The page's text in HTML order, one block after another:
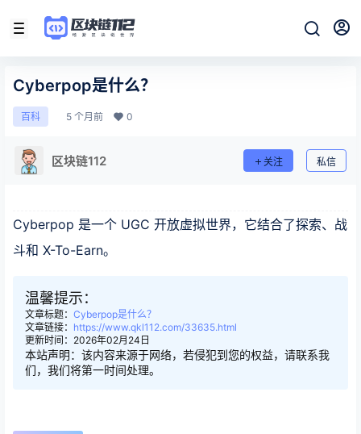
Cyber​​pop是什么？
百科 5 个月前 0
区块链112 关注 私信
Cyberpop 是一个 UGC 开放虚拟世界，它结合了探索、战
斗和 X-To-Earn。
温馨提示：
文章标题： Cyber​​pop是什么？
文章链接： https://www.qkl112.com/33635.html
更新时间：2026年02月24日
本站声明：该内容来源于网络，若侵犯到您的权益，请联系我
们，我们将第一时间处理。